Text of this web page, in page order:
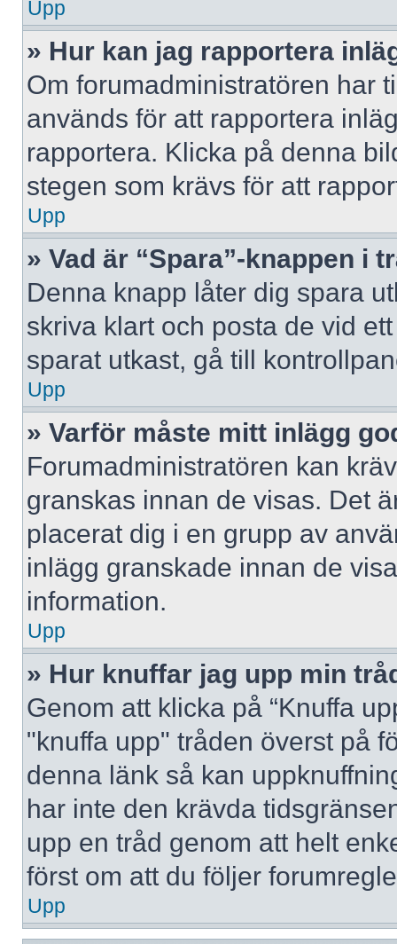
Upp
» Hur kan jag rapportera
Om forumadministratören har
används för att rapportera
rapportera. Klicka på denna
stegen som krävs för att
Upp
» Vad är “Spara”-knappen i
Denna knapp låter dig spara
skriva klart och posta de vid
sparat utkast, gå till
Upp
» Varför måste mitt inlägg
Forumadministratören kan
granskas innan de visas. Det
placerat dig i en grupp av
inlägg granskade innan de
information.
Upp
» Hur knuffar jag upp min
Genom att klicka på “Knuffa
"knuffa upp" tråden överst på
denna länk så kan
har inte den krävda
upp en tråd genom att helt
först om att du följer
Upp